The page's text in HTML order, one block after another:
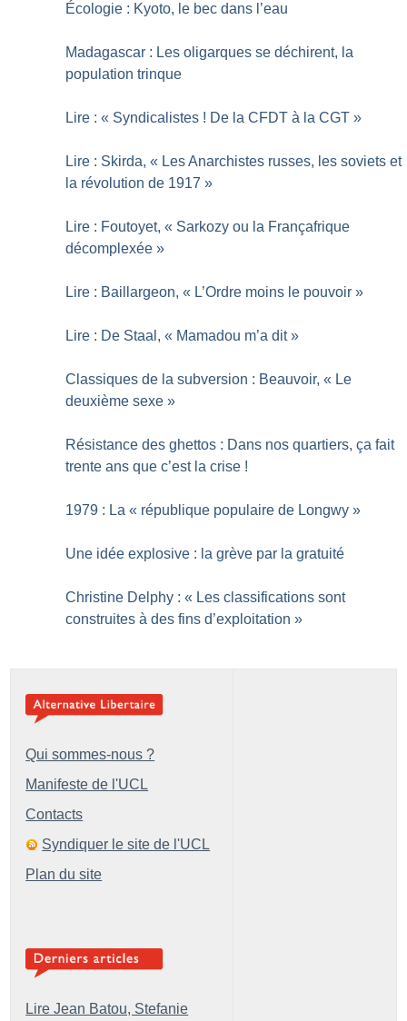
Écologie : Kyoto, le bec dans l’eau
Madagascar : Les oligarques se déchirent, la
population trinque
Lire : « Syndicalistes ! De la CFDT à la CGT »
Lire : Skirda, « Les Anarchistes russes, les soviets et
la révolution de 1917 »
Lire : Foutoyet, « Sarkozy ou la Françafrique
décomplexée »
Lire : Baillargeon, « L’Ordre moins le pouvoir »
Lire : De Staal, « Mamadou m’a dit »
Classiques de la subversion : Beauvoir, « Le
deuxième sexe »
Résistance des ghettos : Dans nos quartiers, ça fait
trente ans que c’est la crise !
1979 : La « république populaire de Longwy »
Une idée explosive : la grève par la gratuité
Christine Delphy : « Les classifications sont
construites à des fins d’exploitation »
Qui sommes-nous ?
Manifeste de l'UCL
Contacts
Syndiquer le site de l'UCL
Plan du site
Lire Jean Batou, Stefanie